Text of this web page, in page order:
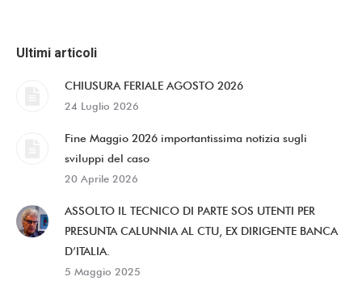
Ultimi articoli
CHIUSURA FERIALE AGOSTO 2026
24 Luglio 2026
Fine Maggio 2026 importantissima notizia sugli
sviluppi del caso
20 Aprile 2026
ASSOLTO IL TECNICO DI PARTE SOS UTENTI PER
PRESUNTA CALUNNIA AL CTU, EX DIRIGENTE BANCA
D’ITALIA.
5 Maggio 2025